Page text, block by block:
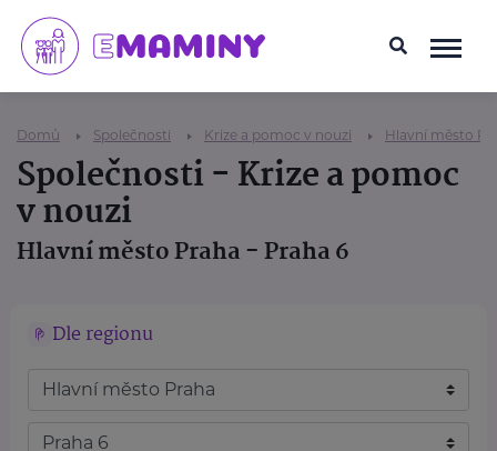
Domů Společnosti Krize a pomoc v nouzi Hlavní město
Společnosti - Krize a pomoc
v nouzi
Hlavní město Praha - Praha 6
Dle regionu